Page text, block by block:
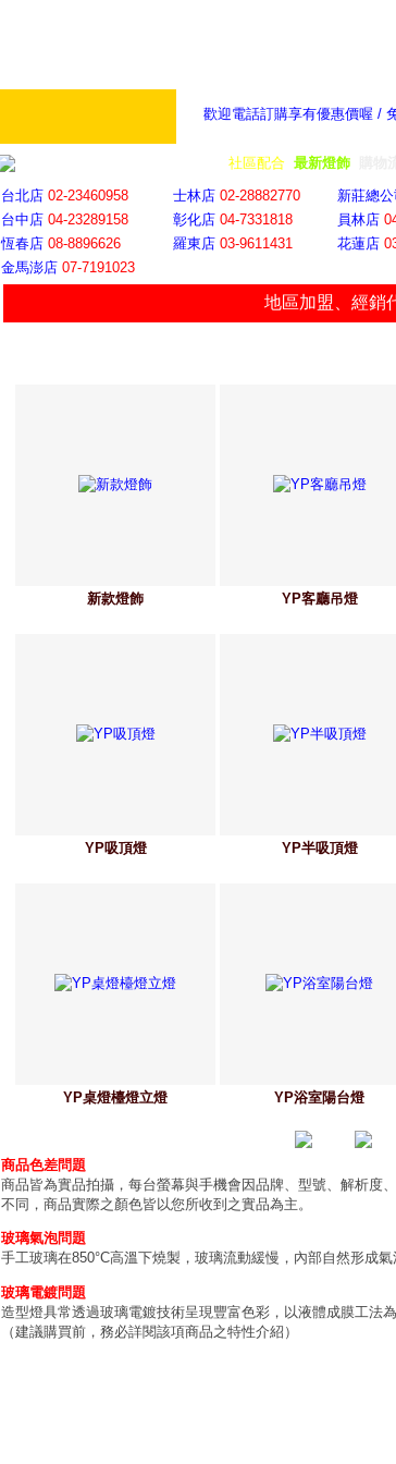
歡迎電話訂購享有優惠價喔 /
社區配合 最新燈飾
台北店 02-23460958 士林店 02-28882770 新莊總公
台中店 04-23289158 彰化店 04-7331818 員林店
恆春店 08-8896626 羅東店 03-9611431 花蓮店
金馬澎店 07-7191023
地區加盟 經銷
新款燈飾 YP客廳吊燈
YP吸頂燈 YP半吸頂燈
YP桌燈檯燈立燈 YP浴室陽台燈
商品色差問題
商品皆為實品拍攝，每台螢幕與手機會因品牌、型號、解析度
不同，商品實際之顏色皆以您所收到之實品為主。
玻璃氣泡問題
手工玻璃在850°C高溫下燒製，玻璃流動緩慢，內部自然形成
玻璃電鍍問題
造型燈具常透過玻璃電鍍技術呈現豐富色彩，以液體成膜工法
（建議購買前，務必詳閱該項商品之特性介紹）